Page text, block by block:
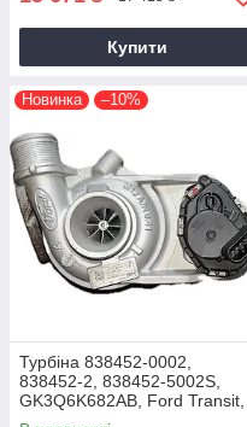
Купити
Новинка –10%
Турбіна 838452-0002,
838452-2, 838452-5002S,
GK3Q6K682AB, Ford Transit,
Tourneo EcoBlue YNFS,